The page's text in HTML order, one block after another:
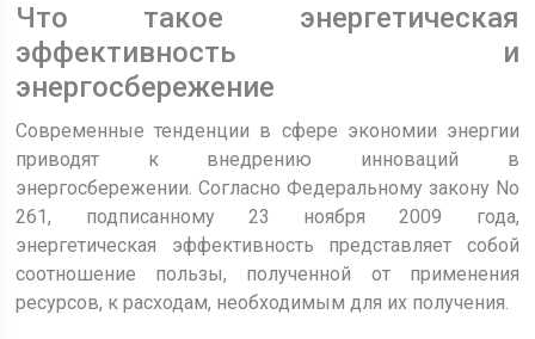
Что такое энергетическая
эффективность и
энергосбережение
Современные тенденции в сфере экономии энергии
приводят к внедрению инноваций в
энергосбережении. Согласно Федеральному закону No
261, подписанному 23 ноября 2009 года,
энергетическая эффективность представляет собой
соотношение пользы, полученной от применения
ресурсов, к расходам, необходимым для их получения.